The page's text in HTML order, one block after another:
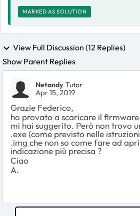
MARKED AS SOLUTION
View Full Discussion (12 Replies)
Show Parent Replies
Netandy Tutor
Apr 15, 2019
Grazie Federico,
ho provato a scaricare il
mi hai suggerito. Però non trovo
.exe (come previsto nelle
.img che non so come fare ad
indicazione più precisa ?
Ciao
A.